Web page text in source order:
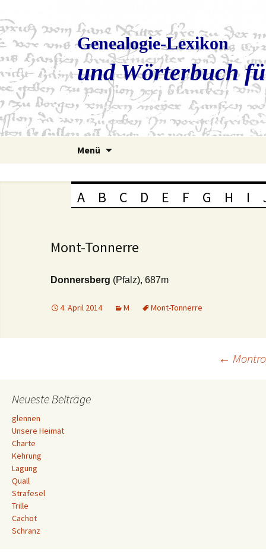
Genealogie-Lexikon
und Wörterbuch
Menü
A B C D E F G H I
Mont-Tonnerre
Donnersberg (Pfalz), 687m
4. April 2014 M Mont-Tonnerre
Navigation
←
Neueste Beiträge
glennen
Unsere Heimat
Charte
Kehrung
Lagung
Quall
Strafesel
Trille
Cachot
Schranz